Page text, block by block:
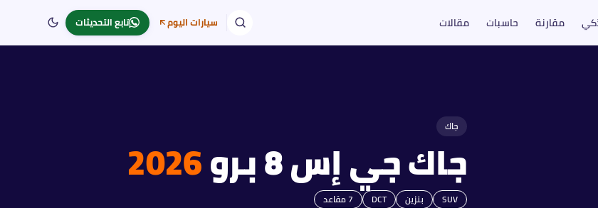
مقارنة حاسبات مقالات سيارات اليوم تابع التحديثات
جاك
جاكجي إس 8 برو 2026
SUV بنزين DCT
7مقاعد